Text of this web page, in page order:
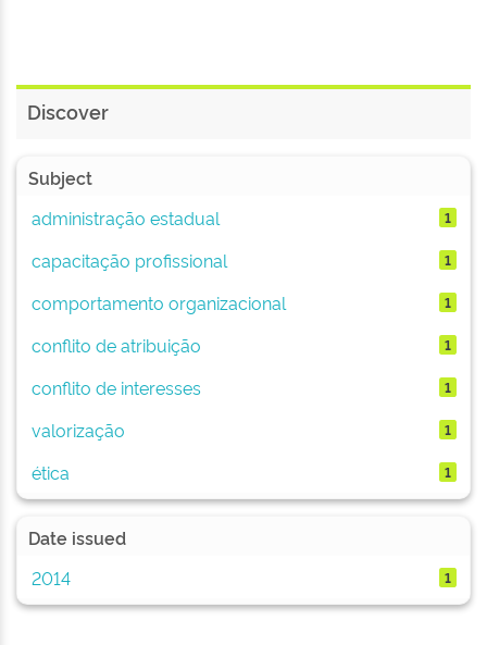
Discover
Subject
administração estadual
1
capacitação profissional 1
comportamento organizacional 1
conflito de atribuição 1
conflito de interesses 1
valorização 1
ética 1
Date issued
2014
1